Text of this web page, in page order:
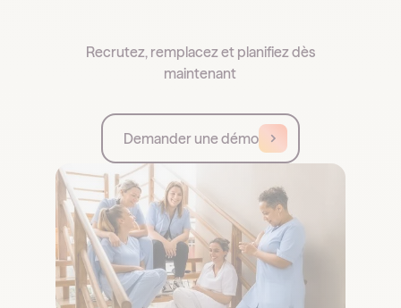
Recrutez, remplacez et planifiez dès
maintenant
Demander une démo